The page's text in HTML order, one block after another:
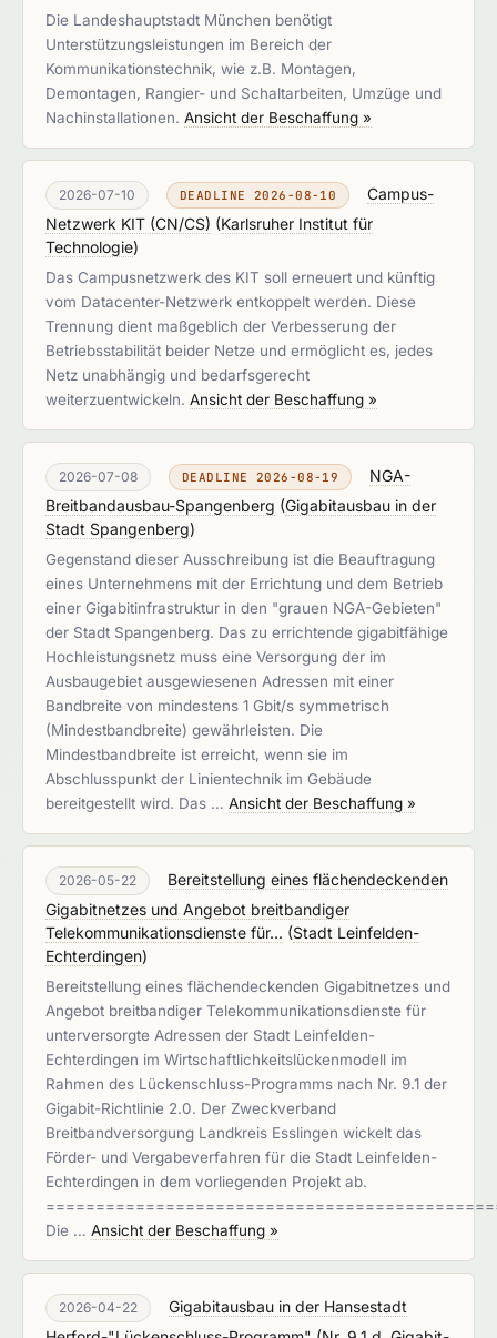
Die Landeshauptstadt München benötigt
Unterstützungsleistungen im Bereich der
Kommunikationstechnik, wie z.B. Montagen,
Demontagen, Rangier- und Schaltarbeiten, Umzüge und
Nachinstallationen. Ansicht der Beschaffung »
2026-07-10 DEADLINE 2026-08-10
Campus-
Netzwerk KIT (CN/CS) (Karlsruher Institut für
Technologie)
Das Campusnetzwerk des KIT soll erneuert und künftig
vom Datacenter-Netzwerk entkoppelt werden. Diese
Trennung dient maßgeblich der Verbesserung der
Betriebsstabilität beider Netze und ermöglicht es, jedes
Netz unabhängig und bedarfsgerecht
weiterzuentwickeln. Ansicht der Beschaffung »
2026-07-08 DEADLINE 2026-08-19
NGA-
Breitbandausbau-Spangenberg (Gigabitausbau in der
Stadt Spangenberg)
Gegenstand dieser Ausschreibung ist die Beauftragung
eines Unternehmens mit der Errichtung und dem Betrieb
einer Gigabitinfrastruktur in den "grauen NGA-Gebieten"
der Stadt Spangenberg. Das zu errichtende gigabitfähige
Hochleistungsnetz muss eine Versorgung der im
Ausbaugebiet ausgewiesenen Adressen mit einer
Bandbreite von mindestens 1 Gbit/s symmetrisch
(Mindestbandbreite) gewährleisten. Die
Mindestbandbreite ist erreicht, wenn sie im
Abschlusspunkt der Linientechnik im Gebäude
bereitgestellt wird. Das … Ansicht der Beschaffung »
2026-05-22
Bereitstellung eines flächendeckenden
Gigabitnetzes und Angebot breitbandiger
Telekommunikationsdienste für... (Stadt Leinfelden-
Echterdingen)
Bereitstellung eines flächendeckenden Gigabitnetzes und
Angebot breitbandiger Telekommunikationsdienste für
unterversorgte Adressen der Stadt Leinfelden-
Echterdingen im Wirtschaftlichkeitslückenmodell im
Rahmen des Lückenschluss-Programms nach Nr. 9.1 der
Gigabit-Richtlinie 2.0. Der Zweckverband
Breitbandversorgung Landkreis Esslingen wickelt das
Förder- und Vergabeverfahren für die Stadt Leinfelden-
Echterdingen in dem vorliegenden Projekt ab.
Die … Ansicht der Beschaffung »
2026-04-22
Gigabitausbau in der Hansestadt